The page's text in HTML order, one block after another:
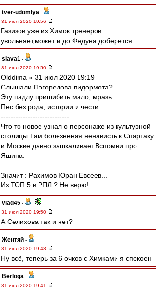
tver-udomlya -
31 июл 2020 19:56
Газизов уже из Химок тренеров
увольняет,может и до Федуна доберется.
slava1 -
31 июл 2020 19:50
Olddima » 31 июл 2020 19:19
Слышали Погорелова пидормота?
Эту падлу пришибить мало, мразь
Пес без рода, истории и чести
----------------------------
Что то новое узнал о персонаже из культурной
столицы.Там болезненая ненависть к Спартаку
и Москве давно зашкаливает.Вспомни про
Яшина.
Значит : Рахимов Юран Евсеев...
Из ТОП 5 в РПЛ ? Не верю!
vlad45 -
31 июл 2020 19:50
А Селихова так и нет?
Жентяй -
31 июл 2020 19:43
Ну всё, теперь за 6 очков с Химками я спокоен
Berloga -
31 июл 2020 19:41